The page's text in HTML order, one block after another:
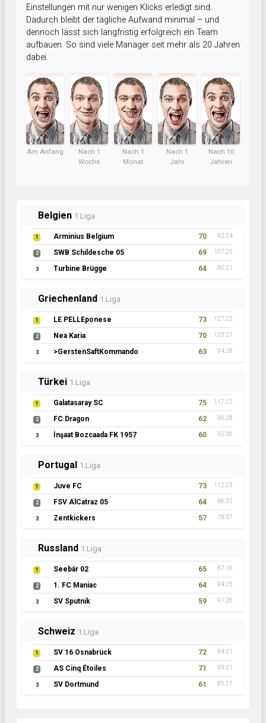
Einstellungen mit nur wenigen Klicks erledigt sind.
Dadurch bleibt der tägliche Aufwand minimal – und
dennoch lässt sich langfristig erfolgreich ein Team
aufbauen. So sind viele Manager seit mehr als 20 Jahren
dabei.
Am Anfang
Nach 1
Woche
Nach 1
Monat
Nach 1
Jahr
Nach 10
Jahren
Belgien 1.Liga
1 Arminius Belgium 70 92:24
2 SWB Schildesche 05 69 107:25
3 Turbine Brügge 64 80:21
Griechenland 1.Liga
1 LE PELLEponese 73 127:22
2 Nea Karia 70 123:27
3 >GerstenSaftKommando 63 94:28
Türkei 1.Liga
1 Galatasaray SC 75 117:22
2 FC Dragon 62 90:28
3 İnşaat Bozcaada FK 1957 60 92:36
Portugal 1.Liga
1 Juve FC 73 112:23
2 FSV AlCatraz 05 64 96:32
3 Zentkickers 57 78:37
Russland 1.Liga
1 Seebär 02 65 87:16
2 1. FC Maniac 64 94:25
3 SV Sputnik 59 91:26
Schweiz 1.Liga
1 SV 16 Osnabrück 72 94:21
2 AS Cinq Étoiles 71 99:21
3 SV Dortmund 61 85:27